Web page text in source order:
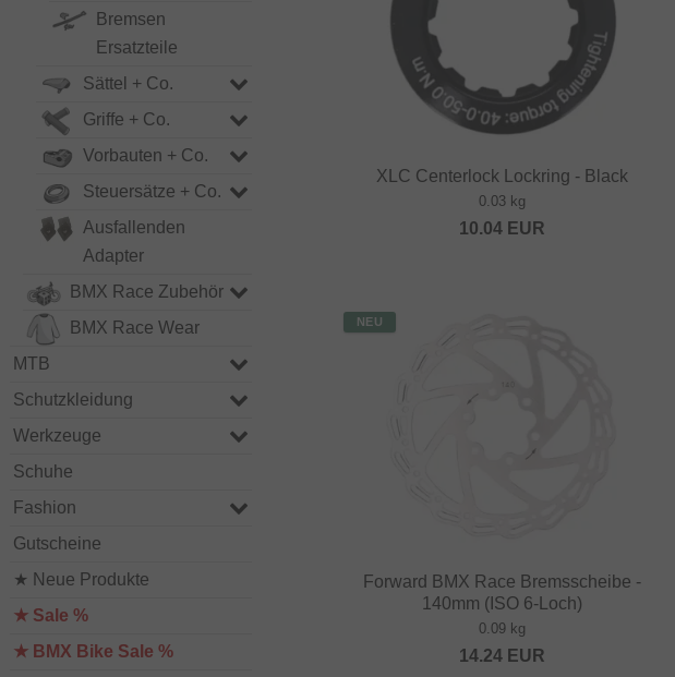
Bremsen
Ersatzteile
Sättel + Co.
Griffe + Co.
Vorbauten + Co.
Steuersätze + Co.
Ausfallenden
Adapter
BMX Race Zubehör
BMX Race Wear
MTB
Schutzkleidung
Werkzeuge
Schuhe
Fashion
Gutscheine
★ Neue Produkte
★ Sale %
★ BMX Bike Sale %
XLC Centerlock Lockring - Black
0.03 kg
10.04 EUR
NEU
Forward BMX Race Bremsscheibe -
140mm (ISO 6-Loch)
0.09 kg
14.24 EUR